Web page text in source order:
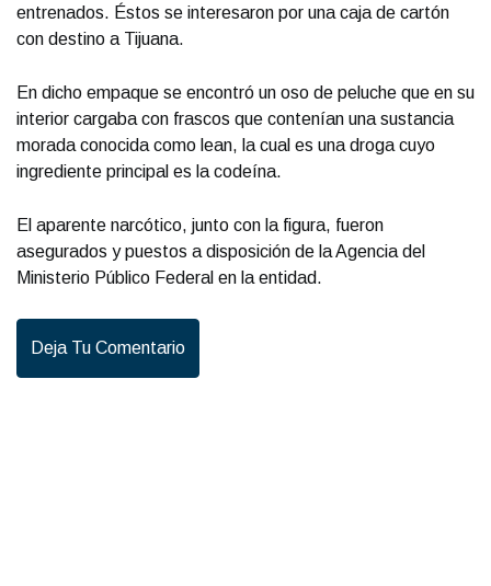
entrenados. Éstos se interesaron por una caja de cartón
con destino a Tijuana.
En dicho empaque se encontró un oso de peluche que en su
interior cargaba con frascos que contenían una sustancia
morada conocida como lean, la cual es una droga cuyo
ingrediente principal es la codeína.
El aparente narcótico, junto con la figura, fueron
asegurados y puestos a disposición de la Agencia del
Ministerio Público Federal en la entidad.
Deja Tu Comentario